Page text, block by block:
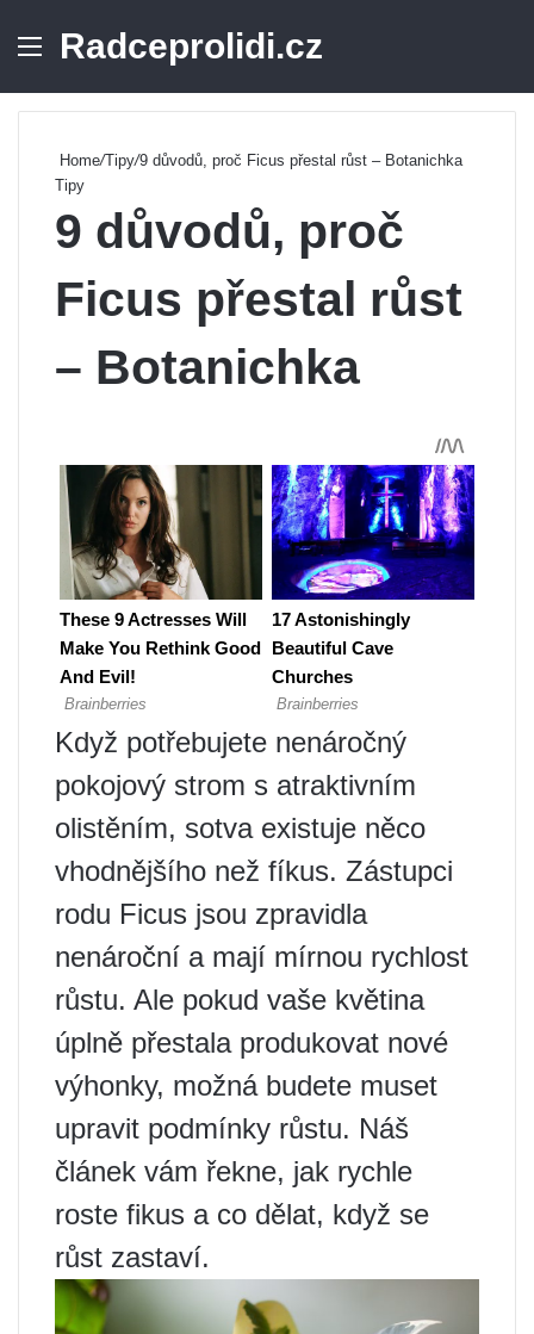
Menu
Radceprolidi.cz
Home/Tipy/9 důvodů, proč Ficus přestal růst – Botanichka
Tipy
9 důvodů, proč
Ficus přestal růst
– Botanichka
Když potřebujete nenáročný
pokojový strom s atraktivním
olistěním, sotva existuje něco
vhodnějšího než fíkus. Zástupci
rodu Ficus jsou zpravidla
nenároční a mají mírnou rychlost
růstu. Ale pokud vaše květina
úplně přestala produkovat nové
výhonky, možná budete muset
upravit podmínky růstu. Náš
článek vám řekne, jak rychle
roste fikus a co dělat, když se
růst zastaví.